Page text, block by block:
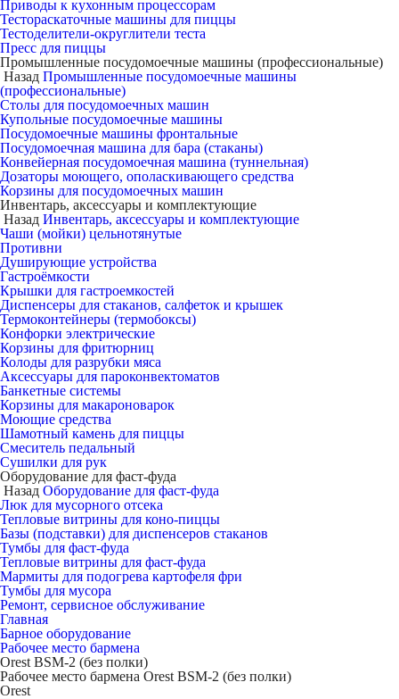
Приводы к кухонным процессорам
Тестораскаточные машины для пиццы
Тестоделители-округлители теста
Пресс для пиццы
Промышленные посудомоечные машины (профессиональные)
Назад Промышленные посудомоечные машины
(профессиональные)
Столы для посудомоечных машин
Купольные посудомоечные машины
Посудомоечные машины фронтальные
Посудомоечная машина для бара (стаканы)
Конвейерная посудомоечная машина (туннельная)
Дозаторы моющего, ополаскивающего средства
Корзины для посудомоечных машин
Инвентарь, аксессуары и комплектующие
Назад Инвентарь, аксессуары и комплектующие
Чаши (мойки) цельнотянутые
Противни
Душирующие устройства
Гастроёмкости
Крышки для гастроемкостей
Диспенсеры для стаканов, салфеток и крышек
Термоконтейнеры (термобоксы)
Конфорки электрические
Корзины для фритюрниц
Колоды для разрубки мяса
Аксессуары для пароконвектоматов
Банкетные системы
Корзины для макароноварок
Моющие средства
Шамотный камень для пиццы
Смеситель педальный
Сушилки для рук
Оборудование для фаст-фуда
Назад Оборудование для фаст-фуда
Люк для мусорного отсека
Тепловые витрины для коно-пиццы
Базы (подставки) для диспенсеров стаканов
Тумбы для фаст-фуда
Тепловые витрины для фаст-фуда
Мармиты для подогрева картофеля фри
Тумбы для мусора
Ремонт, сервисное обслуживание
Главная
Барное оборудование
Рабочее место бармена
Orest BSM-2 (без полки)
Рабочее место бармена Orest BSM-2 (без полки)
Orest